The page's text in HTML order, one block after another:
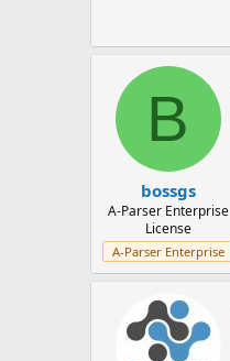
B
bossgs
A-Parser Enterprise
License
A-Parser Enterprise